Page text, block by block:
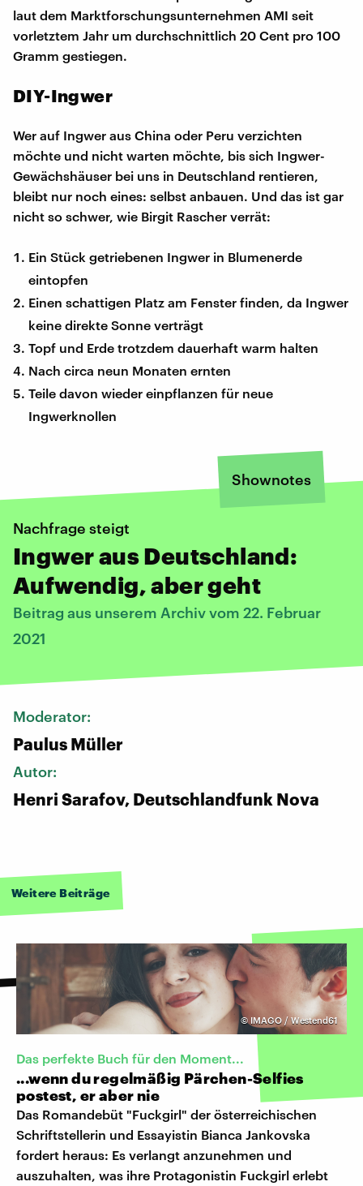
laut dem Marktforschungsunternehmen AMI seit
vorletztem Jahr um durchschnittlich 20 Cent pro 100
Gramm gestiegen.
DIY-Ingwer
Wer auf Ingwer aus China oder Peru verzichten
möchte und nicht warten möchte, bis sich Ingwer-
Gewächshäuser bei uns in Deutschland rentieren,
bleibt nur noch eines: selbst anbauen. Und das ist gar
nicht so schwer, wie Birgit Rascher verrät:
Ein Stück getriebenen Ingwer in Blumenerde
eintopfen
Einen schattigen Platz am Fenster finden, da Ingwer
keine direkte Sonne verträgt
Topf und Erde trotzdem dauerhaft warm halten
Nach circa neun Monaten ernten
Teile davon wieder einpflanzen für neue
Ingwerknollen
Shownotes
Nachfrage steigt
Ingwer aus Deutschland:
Aufwendig, aber geht
Beitrag aus unserem Archiv vom 22. Februar
2021
Moderator:
Paulus Müller
Autor:
Henri Sarafov, Deutschlandfunk Nova
Weitere Beiträge
© IMAGO / Westend61
Das perfekte Buch für den Moment...
...wenn du regelmäßig Pärchen-Selfies
postest, er aber nie
Das Romandebüt "Fuckgirl" der österreichischen
Schriftstellerin und Essayistin Bianca Jankovska
fordert heraus: Es verlangt anzunehmen und
auszuhalten, was ihre Protagonistin Fuckgirl erlebt